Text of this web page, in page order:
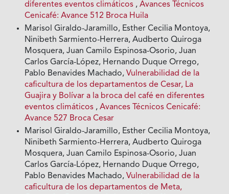
diferentes eventos climáticos ,Avances Técnicos
Cenicafé: Avance 512 Broca Huila
Marisol Giraldo-Jaramillo, Esther Cecilia Montoya,
Ninibeth Sarmiento-Herrera, Audberto Quiroga
Mosquera, Juan Camilo Espinosa-Osorio, Juan
Carlos García-López, Hernando Duque Orrego,
Pablo Benavides Machado,Vulnerabilidad de la
caficultura de los departamentos de Cesar, La
Guajira y Bolívar a la broca del café en diferentes
eventos climáticos ,Avances Técnicos Cenicafé:
Avance 527 Broca Cesar
Marisol Giraldo-Jaramillo, Esther Cecilia Montoya,
Ninibeth Sarmiento-Herrera, Audberto Quiroga
Mosquera, Juan Camilo Espinosa-Osorio, Juan
Carlos García-López, Hernando Duque Orrego,
Pablo Benavides Machado,Vulnerabilidad de la
caficultura de los departamentos de Meta,